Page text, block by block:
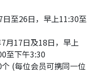
至26日，早上11:30至
月17日及18日，早上
至下午3:30
(每位会员可携同一位